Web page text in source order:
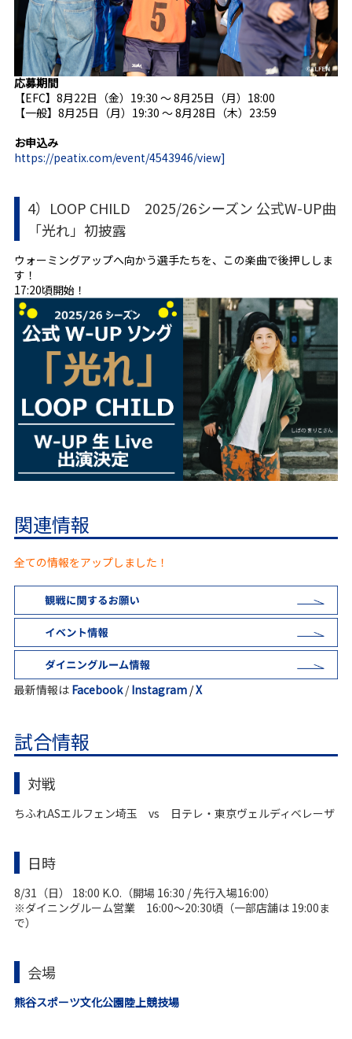
応募期間
【EFC】8月22日（金）19:30 ～ 8月25日（月）18:00
【一般】8月25日（月）19:30 ～ 8月28日（木）23:59
お申込み
https://peatix.com/event/4543946/view]
4）LOOP CHILD 2025/26シーズン 公式W-UP曲
「光れ」初披露
ウォーミングアップへ向かう選手たちを、この楽曲で後押ししま
す！
17:20頃開始！
関連情報
全ての情報をアップしました！
最新情報は Facebook/Instagram/X
試合情報
対戦
ちふれASエルフェン埼玉 vs 日テレ・東京ヴェルディベレーザ
日時
8/31（日） 18:00 K.O.（開場 16:30 / 先行入場16:00）
※ダイニングルーム営業 16:00～20:30頃（一部店舗は 19:00ま
で）
会場
熊谷スポーツ文化公園陸上競技場